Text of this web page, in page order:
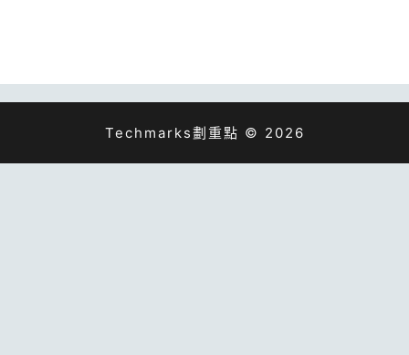
Techmarks劃重點 © 2026